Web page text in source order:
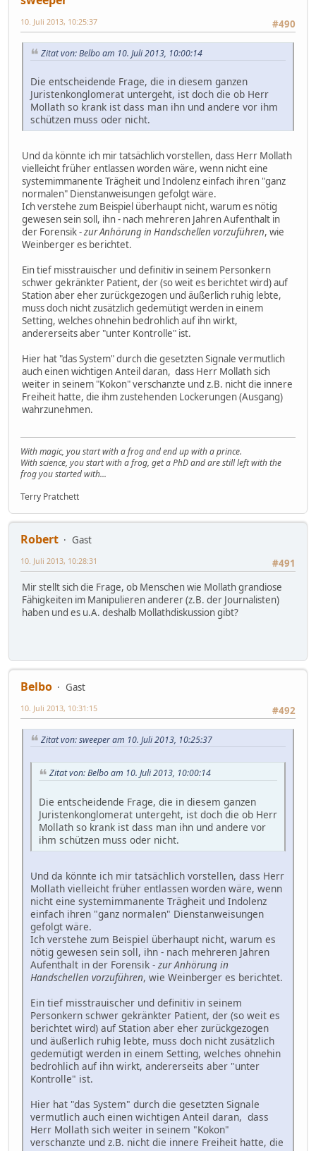
#490
10. Juli 2013, 10:25:37
Zitat von: Belbo am 10. Juli 2013, 10:00:14
Die entscheidende Frage, die in diesem ganzen
Juristenkonglomerat untergeht, ist doch die ob Herr
Mollath so krank ist dass man ihn und andere vor ihm
schützen muss oder nicht.
Und da könnte ich mir tatsächlich vorstellen, dass Herr Mollath
vielleicht früher entlassen worden wäre, wenn nicht eine
systemimmanente Trägheit und Indolenz einfach ihren "ganz
normalen" Dienstanweisungen gefolgt wäre.
Ich verstehe zum Beispiel überhaupt nicht, warum es nötig
gewesen sein soll, ihn - nach mehreren Jahren Aufenthalt in
der Forensik -zur Anhörung in Handschellen vorzuführen, wie
Weinberger es berichtet.
Ein tief misstrauischer und definitiv in seinem Personkern
schwer gekränkter Patient, der (so weit es berichtet wird) auf
Station aber eher zurückgezogen und äußerlich ruhig lebte,
muss doch nicht zusätzlich gedemütigt werden in einem
Setting, welches ohnehin bedrohlich auf ihn wirkt,
andererseits aber "unter Kontrolle" ist.
Hier hat "das System" durch die gesetzten Signale vermutlich
auch einen wichtigen Anteil daran, dass Herr Mollath sich
weiter in seinem "Kokon" verschanzte und z.B. nicht die innere
Freiheit hatte, die ihm zustehenden Lockerungen (Ausgang)
wahrzunehmen.
With magic, you start with a frog and end up with a prince.
With science, you start with a frog, get a PhD and are still left with the
frog you started with...
Terry Pratchett
Robert
Gast
#491
10. Juli 2013, 10:28:31
Mir stellt sich die Frage, ob Menschen wie Mollath grandiose
Fähigkeiten im Manipulieren anderer (z.B. der Journalisten)
haben und es u.A. deshalb Mollathdiskussion gibt?
Belbo
Gast
#492
10. Juli 2013, 10:31:15
Zitat von: sweeper am 10. Juli 2013, 10:25:37
Zitat von: Belbo am 10. Juli 2013, 10:00:14
Die entscheidende Frage, die in diesem ganzen
Juristenkonglomerat untergeht, ist doch die ob Herr
Mollath so krank ist dass man ihn und andere vor
ihm schützen muss oder nicht.
Und da könnte ich mir tatsächlich vorstellen, dass Herr
Mollath vielleicht früher entlassen worden wäre, wenn
nicht eine systemimmanente Trägheit und Indolenz
einfach ihren "ganz normalen" Dienstanweisungen
gefolgt wäre.
Ich verstehe zum Beispiel überhaupt nicht, warum es
nötig gewesen sein soll, ihn - nach mehreren Jahren
Aufenthalt in der Forensik - zur Anhörung in
Handschellen vorzuführen, wie Weinberger es berichtet.
Ein tief misstrauischer und definitiv in seinem
Personkern schwer gekränkter Patient, der (so weit es
berichtet wird) auf Station aber eher zurückgezogen
und äußerlich ruhig lebte, muss doch nicht zusätzlich
gedemütigt werden in einem Setting, welches ohnehin
bedrohlich auf ihn wirkt, andererseits aber "unter
Kontrolle" ist.
Hier hat "das System" durch die gesetzten Signale
vermutlich auch einen wichtigen Anteil daran, dass
Herr Mollath sich weiter in seinem "Kokon"
verschanzte und z.B. nicht die innere Freiheit hatte, die